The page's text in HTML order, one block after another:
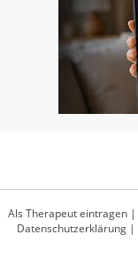
Als Therapeut eintragen |
Datenschutzerklärung|